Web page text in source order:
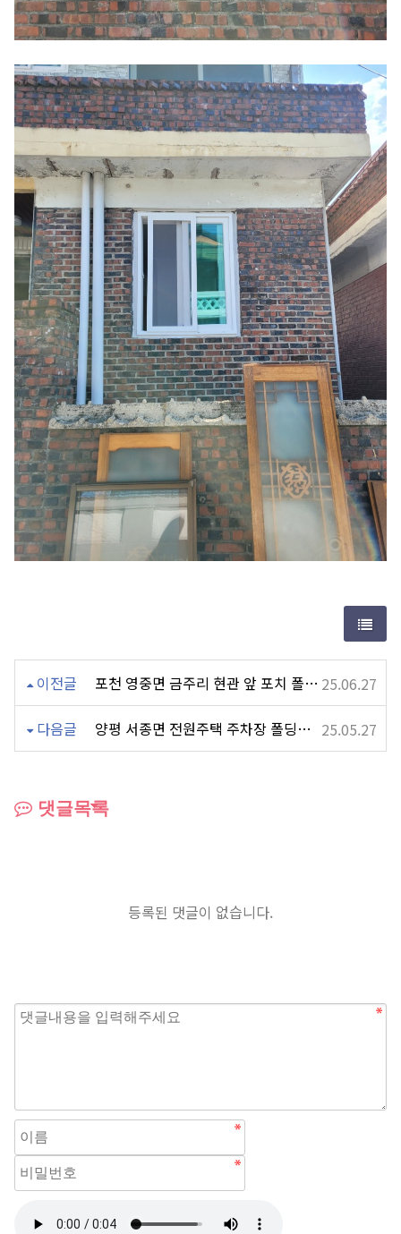
이전글 포천 영중면 금주리 현관 앞 포치 폴딩도어, 출입문 시공 25.06.27
다음글 양평 서종면 전원주택 주차장 폴딩도어 4세트 25.05.27
댓글목록
등록된 댓글이 없습니다.